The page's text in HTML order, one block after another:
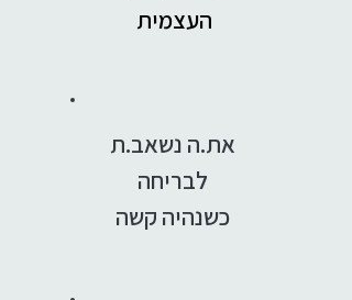
העצמית
את.ה נשאב.ת
לבריחה
כשנהיה קשה